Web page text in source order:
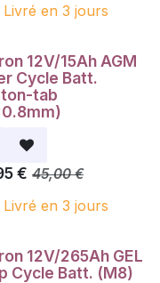
Livré en 3 jours
12V/15Ah AGM
Cycle Batt.
tab
€ 45,00€
Livré en 3 jours
12V/265Ah GEL
Cycle Batt. (M8)